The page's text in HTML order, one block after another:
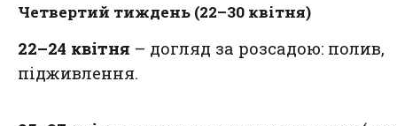
Четвертий тиждень (22–30 квітня)
22–24 квітня – догляд за розсадою: полив,
підживлення.